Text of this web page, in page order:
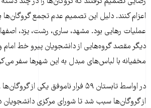
اعزام کنند. دلیل این تصمیم عدم تجمع
عملیات رهایی بود. مشهد، ساری، رشت، یزد،
دیگر مقصد گروه‌هایی از دانشجویان پیرو خط امام
مخفیانه با لباس‌های مبدل به این شهرها سفر
در اواسط تابستان ۵۹ فرار ناموفق
از گروگان‌ها سبب شد تا شورای مرکزی دانشجویان